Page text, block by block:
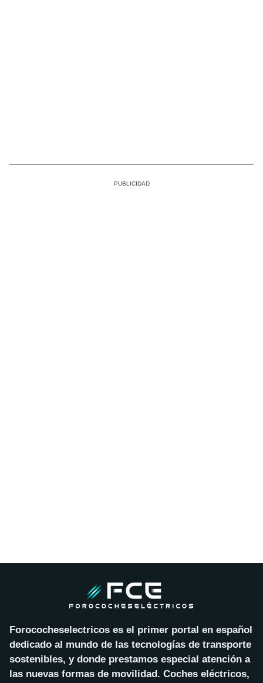
Forococheselectricos es el primer portal en español
dedicado al mundo de las tecnologías de transporte
sostenibles, y donde prestamos especial atención a
las nuevas formas de movilidad. Coches eléctricos,